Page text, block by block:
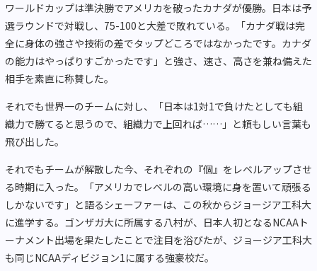
ワールドカップは準決勝でアメリカを破ったカナダが優勝。日本は予
選ラウンドで対戦し、75-100と大差で敗れている。「カナダ戦は完
全に身体の強さや技術の差でタップどころではなかったです。カナダ
の能力はやっぱりすごかったです」と強さ、速さ、高さを兼ね備えた
相手を素直に称賛した。
それでも世界一のチームに対し、「日本は1対1で負けたとしても組
織力で勝てると思うので、組織力で上回れば……」と頼もしい言葉も
飛び出した。
それでもチームが解散した今、それぞれの『個』をレベルアップさせ
る時期に入った。「アメリカでレベルの高い環境に身を置いて頑張る
しかないです」と語るシェーファーは、この秋からジョージア工科大
に進学する。ゴンザガ大に所属する八村が、日本人初となるNCAAト
ーナメント出場を果たしたことで注目を浴びたが、ジョージア工科大
も同じNCAAディビジョン1に属する強豪校だ。